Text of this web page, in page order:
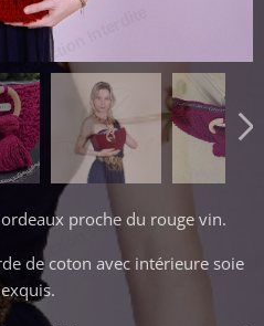
proche du rouge vin.
de coton avec intérieure soie
Interdite
Interdite